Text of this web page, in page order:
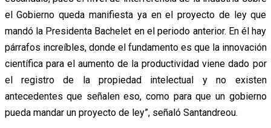
el Gobierno queda manifiesta ya en el proyecto de ley que
mandó la Presidenta Bachelet en el periodo anterior. En él hay
párrafos increíbles, donde el fundamento es que la innovación
científica para el aumento de la productividad viene dado por
el registro de la propiedad intelectual y no existen
antecedentes que señalen eso, como para que un gobierno
pueda mandar un proyecto de ley”, señaló Santandreou.